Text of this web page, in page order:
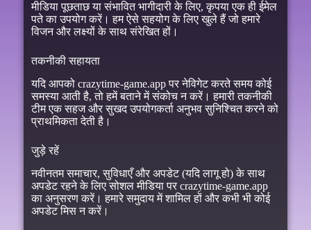
मीडिया पूछताछ या संभावित भागीदारी के लिए, कृपया एक ही ईमेल
पते का उपयोग करें। हम ऐसे सहयोग के लिए खुले हैं जो हमारे
विजन और लक्ष्यों के साथ संरेखित हों।
तकनीकी सहायता
यदि आपको crazytime-game.app पर नेविगेट करते समय कोई
समस्या आती है, तो हमें बताने में संकोच न करें। हमारी तकनीकी
टीम एक सहज और सुखद उपयोगकर्ता अनुभव सुनिश्चित करने को
प्राथमिकता देती है।
जुड़े रहें
नवीनतम समाचार, सुविधाएँ और अपडेट (यदि लागू हो) के साथ
अपडेट रहने के लिए सोशल मीडिया पर crazytime-game.app
का अनुसरण करें। हमारे समुदाय में शामिल हों और कभी भी कोई
अपडेट मिस न करें।